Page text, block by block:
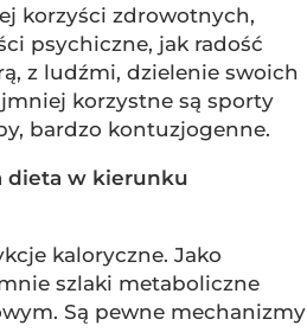
korzyści zdrowotnych,
psychiczne, jak radość
z ludźmi, dzielenie swoich
korzystne są sporty
bardzo kontuzjogenne.
dieta w kierunku
kaloryczne. Jako
szlaki metaboliczne
Są pewne mechanizmy